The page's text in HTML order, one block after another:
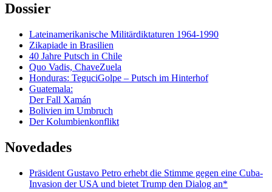
Dossier
Lateinamerikanische Militärdiktaturen 1964-1990
Zikapiade in Brasilien
40 Jahre Putsch in Chile
Quo Vadis, ChaveZuela
Honduras: TeguciGolpe – Putsch im Hinterhof
Guatemala:
Der Fall Xamán
Bolivien im Umbruch
Der Kolumbienkonflikt
Novedades
Präsident Gustavo Petro erhebt die Stimme gegen eine Cuba-
Invasion der USA und bietet Trump den Dialog an*